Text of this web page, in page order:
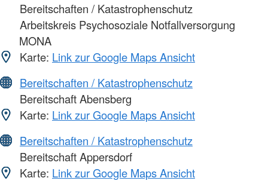
Bereitschaften / Katastrophenschutz
Arbeitskreis Psychosoziale Notfallversorgung
MONA
Karte: Link zur Google Maps Ansicht
Bereitschaften / Katastrophenschutz
Bereitschaft Abensberg
Karte: Link zur Google Maps Ansicht
Bereitschaften / Katastrophenschutz
Bereitschaft Appersdorf
Karte: Link zur Google Maps Ansicht